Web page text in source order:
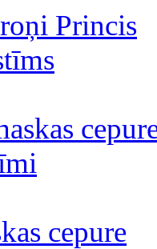
Princis
cepure